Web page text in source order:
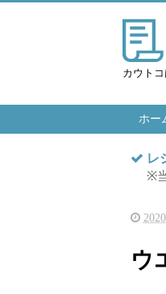
カウト
ホー
レ
※
ウ